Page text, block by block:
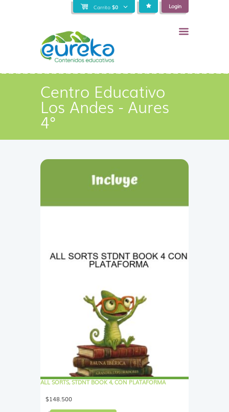
Carrito $0 Login
Centro Educativo
Los Andes - Aures
4°
ALL SORTS, STDNT BOOK 4, CON PLATAFORMA
$148.500